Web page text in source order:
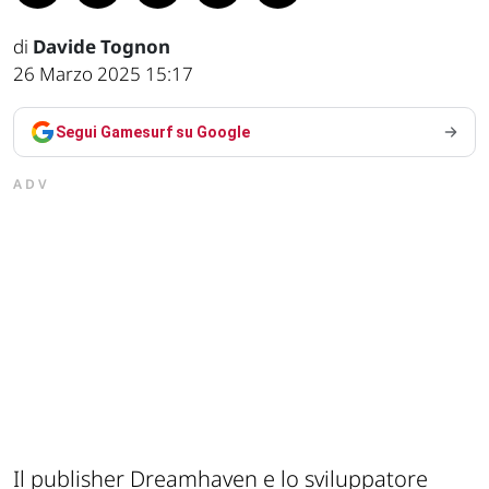
di Davide Tognon
26 Marzo 2025 15:17
Segui Gamesurf su Google
ADV
Il publisher Dreamhaven e lo sviluppatore